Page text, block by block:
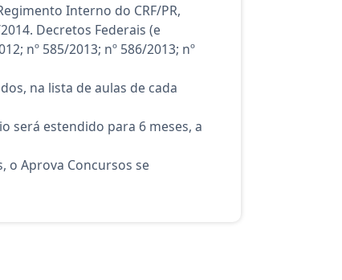
Interno do CRF/PR,
Decretos Federais (e
nº 585/2013; nº 586/2013; nº
na lista de aulas de cada
será estendido para 6 meses, a
o Aprova Concursos se